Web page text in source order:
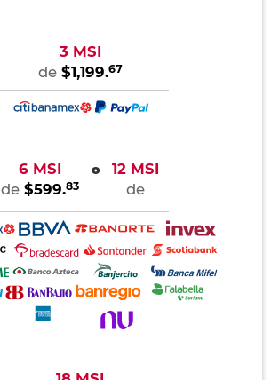
3 MSI
de $1,199.67
6 MSI
de $599.83
o
12 MSI
de